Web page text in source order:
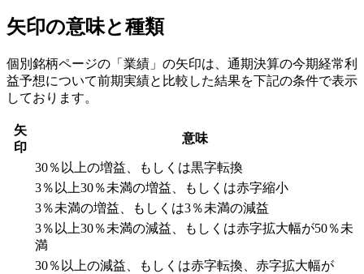
矢印の意味と種類
個別銘柄ページの「業績」の矢印は、通期決算の今期経常利
益予想について前期実績と比較した結果を下記の条件で表示
しております。
矢
印
意味
30％以上の増益、もしくは黒字転換
3％以上30％未満の増益、もしくは赤字縮小
3％未満の増益、もしくは3％未満の減益
3％以上30％未満の減益、もしくは赤字拡大幅が50％未
満
30％以上の減益、もしくは赤字転換、赤字拡大幅が